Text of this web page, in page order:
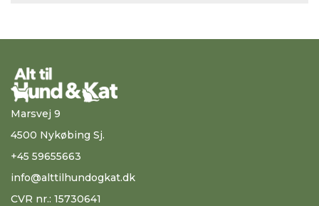
Marsvej 9
4500 Nykøbing Sj.
+45 59655663
info@alttilhundogkat.dk
CVR nr.: 15730641